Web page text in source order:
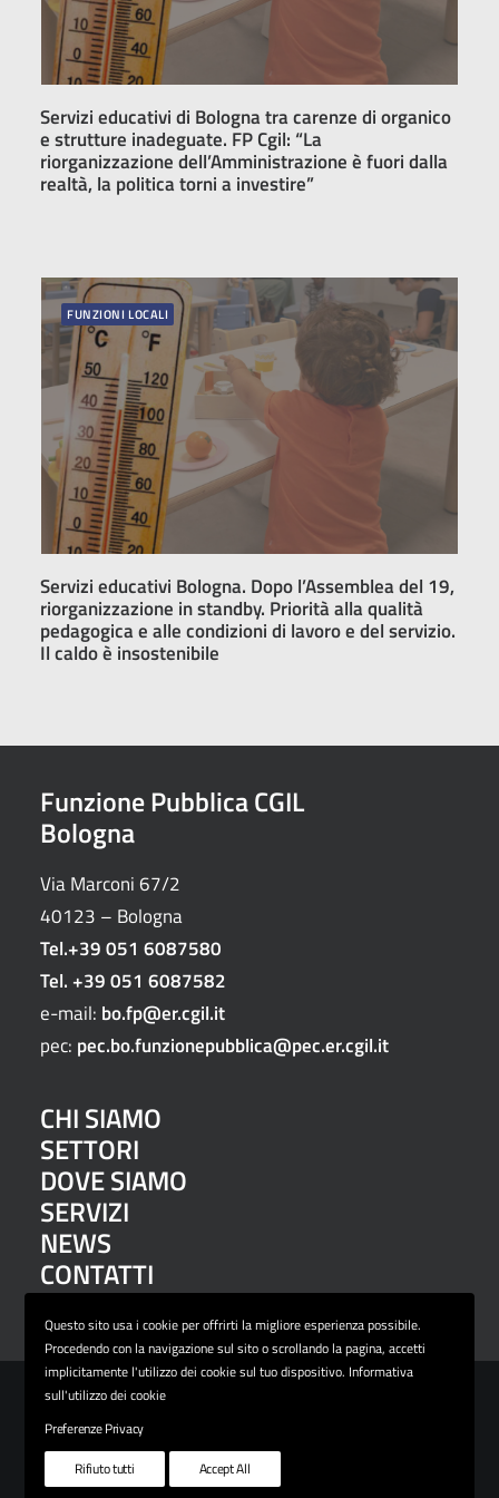
Servizi educativi di Bologna tra carenze di organico
e strutture inadeguate. FP Cgil: “La
riorganizzazione dell’Amministrazione è fuori dalla
realtà, la politica torni a investire”
FUNZIONI LOCALI
Servizi educativi Bologna. Dopo l’Assemblea del 19,
riorganizzazione in standby. Priorità alla qualità
pedagogica e alle condizioni di lavoro e del servizio.
Il caldo è insostenibile
Funzione Pubblica CGIL
Bologna
Via Marconi 67/2
40123 – Bologna
Tel.+39 051 6087580
Tel. +39 051 6087582
e-mail: bo.fp@er.cgil.it
pec: pec.bo.funzionepubblica@pec.er.cgil.it
CHI SIAMO
SETTORI
DOVE SIAMO
SERVIZI
NEWS
CONTATTI
PRIVACY E COOKIE POLICY
© 2026 FP CGIL Bologna. Tutti i diritti riservati
Questo sito usa i cookie per offrirti la migliore esperienza possibile.
Procedendo con la navigazione sul sito o scrollando la pagina, accetti
implicitamente l'utilizzo dei cookie sul tuo dispositivo. Informativa
sull'utilizzo dei cookie
Preferenze Privacy
Rifiuto tutti
Accept All